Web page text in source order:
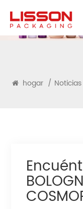
hogar / Noticias